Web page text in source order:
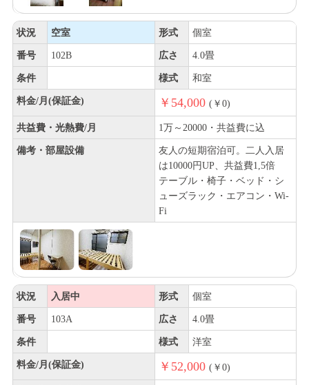
状況 空室 形式 個室
番号 102B 広さ 4.0畳
条件 様式 和室
料金/月(保証金) ￥54,000 (￥0)
共益費・光熱費/月 1万～20000・共益費に込
備考・部屋設備
友人の短期宿泊可。二人入居
は10000円UP、共益費1,5倍
テーブル・椅子・ベッド・シ
ューズラック・エアコン・Wi-
Fi
状況 入居中 形式 個室
番号 103A 広さ 4.0畳
条件 様式 洋室
料金/月(保証金) ￥52,000 (￥0)